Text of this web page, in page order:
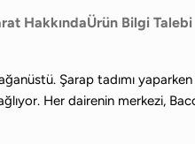
HakkındaÜrün Bilgi Talebi
Şarap tadımı yaparken
Her dairenin